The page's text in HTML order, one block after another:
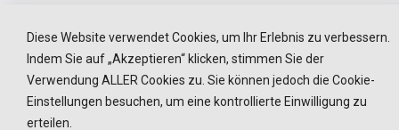
Black Friday
Service
Diese Website verwendet Cookies, um Ihr Erlebnis zu verbessern.
Indem Sie auf „Akzeptieren“ klicken, stimmen Sie der
Verwendung ALLER Cookies zu. Sie können jedoch die Cookie-
Einstellungen besuchen, um eine kontrollierte Einwilligung zu
erteilen.